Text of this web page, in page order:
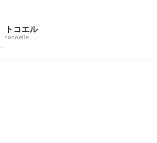
トコエル
tocoelle